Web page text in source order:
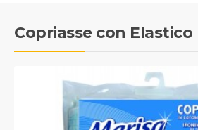
Copriasse con Elastico